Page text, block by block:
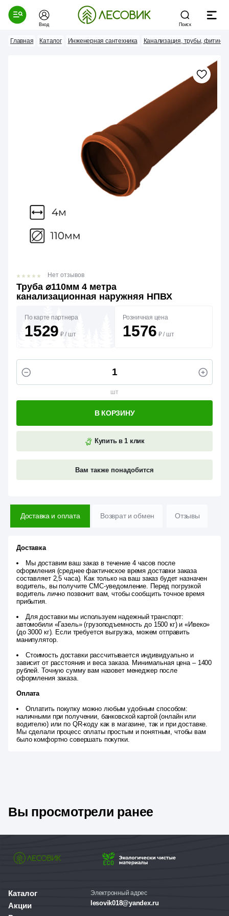
Вход Поиск
Главная Каталог Инженерная сантехника Канализация, трубы, фитинги
Труба ⌀110мм 4 метра
канализационная наружняя НПВХ
Нет отзывов
По карте партнера
1529 ₽/ шт
Розничная цена
1576 ₽/ шт
шт
Купить в 1 клик
Вам также понадобится
В КОРЗИНУ
Доставка и оплата Возврат и обмен Отзывы
Доставка
Мы доставим ваш заказ в течение 4 часов после
оформления (среднее фактическое время доставки заказа
составляет 2,5 часа). Как только на ваш заказ будет назначен
водитель, вы получите СМС-уведомление. Перед погрузкой
водитель лично позвонит вам, чтобы сообщить точное время
прибытия.
Для доставки мы используем надежный транспорт:
автомобили «Газель» (грузоподъемность до 1500 кг) и «Ивеко»
(до 3000 кг). Если требуется выгрузка, можем отправить
манипулятор.
Стоимость доставки рассчитывается индивидуально и
зависит от расстояния и веса заказа. Минимальная цена – 1400
рублей. Точную сумму вам назовет менеджер после
оформления заказа.
Оплата
Оплатить покупку можно любым удобным способом:
наличными при получении, банковской картой (онлайн или
водителю) или по QR-коду как в магазине, так и при доставке.
Мы сделали процесс оплаты простым и понятным, чтобы вам
было комфортно совершать покупки.
Вы просмотрели ранее
Каталог
Акции
Электронный адрес
lesovik018@yandex.ru